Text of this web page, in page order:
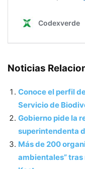
Noticias
Conoce el perfil
Servicio de
Gobierno pide la
superintendenta
Más de 200
ambientales”